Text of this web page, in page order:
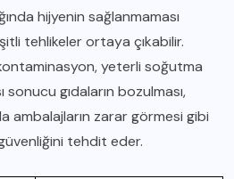
hijyenin sağlanmaması
tehlikeler ortaya çıkabilir.
yeterli soğutma
sonucu gıdaların bozulması,
ambalajların zarar görmesi gibi
tehdit eder.